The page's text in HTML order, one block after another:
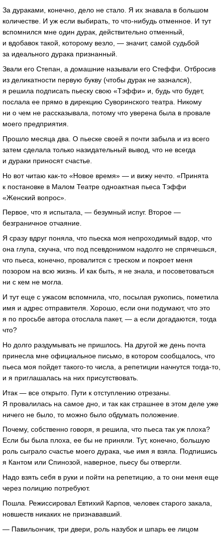
За дураками, конечно, дело не стало. Я их знавала в большом
количестве. И уж если выбирать, то что-нибудь отменное. И тут
вспомнился мне один дурак, действительно отменный,
и вдобавок такой, которому везло, — значит, самой судьбой
за идеального дурака признанный.
Звали его Степан, а домашние называли его Стеффи. Отбросив
из деликатности первую букву (чтобы дурак не зазнался),
я решила подписать пьеску свою «Тэффи» и, будь что будет,
послала ее прямо в дирекцию Суворинского театра. Никому
ни о чем не рассказывала, потому что уверена была в провале
моего предприятия.
Прошло месяца два. О пьеске своей я почти забыла и из всего
затем сделала только назидательный вывод, что не всегда
и дураки приносят счастье.
Но вот читаю как-то «Новое время» — и вижу нечто. «Принята
к постановке в Малом Театре одноактная пьеса Тэффи
«Женский вопрос».
Первое, что я испытала, — безумный испуг. Второе —
безграничное отчаяние.
Я сразу вдруг поняла, что пьеска моя непроходимый вздор, что
она глупа, скучна, что под псевдонимом надолго не спрячешься,
что пьеса, конечно, провалится с треском и покроет меня
позором на всю жизнь. И как быть, я не знала, и посоветоваться
ни с кем не могла.
И тут еще с ужасом вспомнила, что, посылая рукопись, пометила
имя и адрес отправителя. Хорошо, если они подумают, что это
я по просьбе автора отослала пакет, — а если догадаются, тогда
что?
Но долго раздумывать не пришлось. На другой же день почта
принесла мне официальное письмо, в котором сообщалось, что
пьеса моя пойдет такого-то числа, а репетиции начнутся тогда-то,
и я приглашалась на них присутствовать.
Итак — все открыто. Пути к отступлению отрезаны.
Я провалилась на самое дно, и так как страшнее в этом деле уже
ничего не было, то можно было обдумать положение.
Почему, собственно говоря, я решила, что пьеса так уж плоха?
Если бы была плоха, ее бы не приняли. Тут, конечно, большую
роль сыграло счастье моего дурака, чье имя я взяла. Подпишись
я Кантом или Спинозой, наверное, пьесу бы отвергли.
Надо взять себя в руки и пойти на репетицию, а то они меня еще
через полицию потребуют.
Пошла. Режиссировал Евтихий Карпов, человек старого закала,
новшеств никаких не признававший.
— Павильончик, три двери, роль назубок и шпарь ее лицом